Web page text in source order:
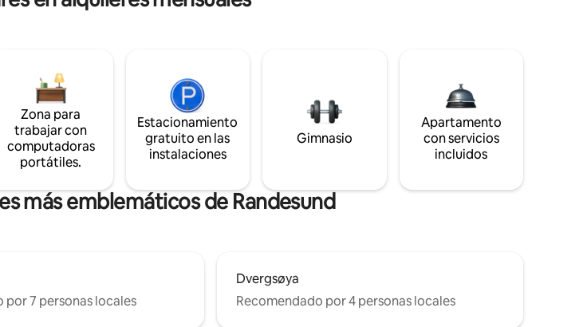
Zona para
trabajar con
computadoras
portátiles.
Estacionamiento
gratuito en las
instalaciones
Gimnasio
Apartamento
con servicios
incluidos
más emblemáticos de Randesund
por 7 personas locales
Dvergsøya
Recomendado por 4 personas locales